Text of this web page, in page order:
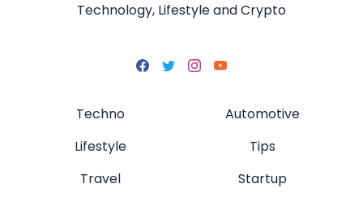
Technology, Lifestyle and Crypto
Techno
Lifestyle
Travel
Automotive
Tips
Startup